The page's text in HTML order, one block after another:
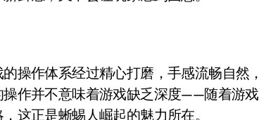
操作体系经过精心打磨，手感流畅自然，
作并不意味着游戏缺乏深度——随着游戏
这正是蜥蜴人崛起的魅力所在。